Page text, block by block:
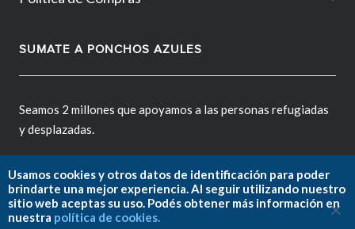
SUMATE A PONCHOS AZULES
Seamos 2 millones que apoyamos a las personas refugiadas
y desplazadas.
Fundación ACNUR Argentina.
Usamos cookies y otros datos de identificación para poder
brindarte una mejor experiencia. Al seguir utilizando nuestro
sitio web aceptas su uso. Podés obtener más información en
nuestra política de cookies.